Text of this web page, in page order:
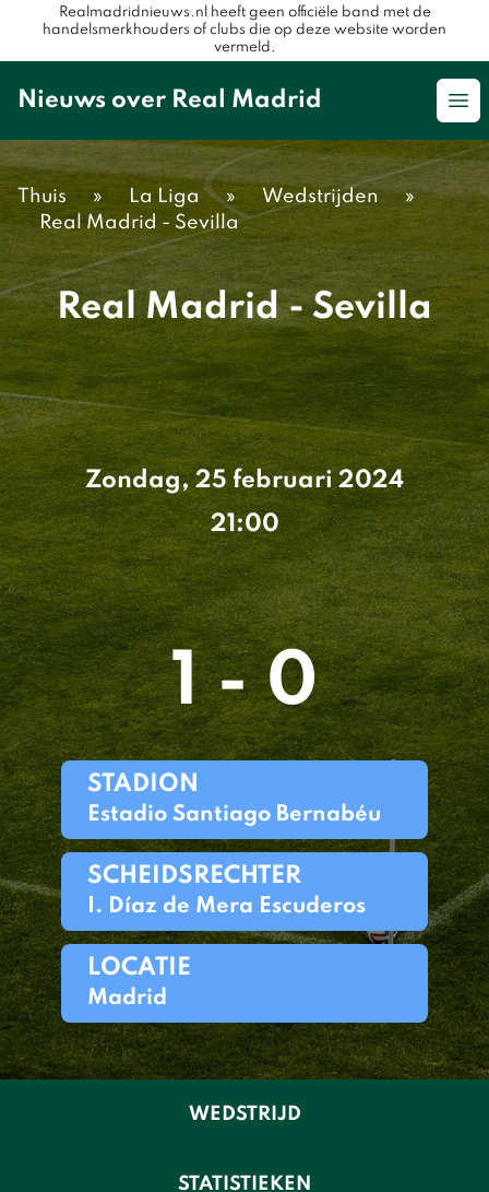
Realmadridnieuws.nl heeft geen officiële band met de
handelsmerkhouders of clubs die op deze website worden
vermeld.
Nieuws over Real Madrid
Thuis » La Liga » Wedstrijden
»
Real Madrid - Sevilla
Real Madrid - Sevilla
Zondag, 25 februari 2024
21:00
1 - 0
STADION
Estadio Santiago Bernabéu
SCHEIDSRECHTER
I. Díaz de Mera Escuderos
LOCATIE
Madrid
WEDSTRIJD
STATISTIEKEN